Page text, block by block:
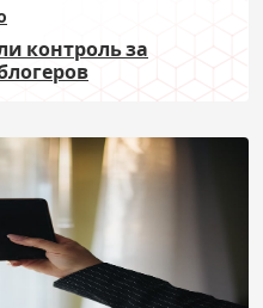
контроль за